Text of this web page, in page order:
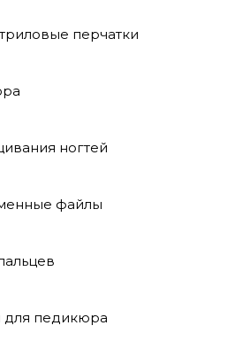
перчатки
ногтей
файлы
для педикюра